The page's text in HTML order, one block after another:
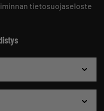
tietosuojaseloste